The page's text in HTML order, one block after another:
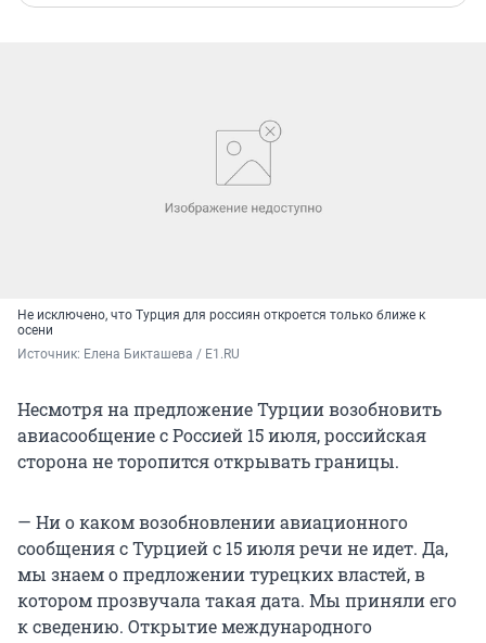
Не исключено, что Турция для россиян откроется только ближе к
осени
Источник: Елена Бикташева / Е1.RU
Несмотря на предложение Турции возобновить
авиасообщение с Россией 15 июля, российская
сторона не торопится открывать границы.
— Ни о каком возобновлении авиационного
сообщения с Турцией с 15 июля речи не идет. Да,
мы знаем о предложении турецких властей, в
котором прозвучала такая дата. Мы приняли его
к сведению. Открытие международного